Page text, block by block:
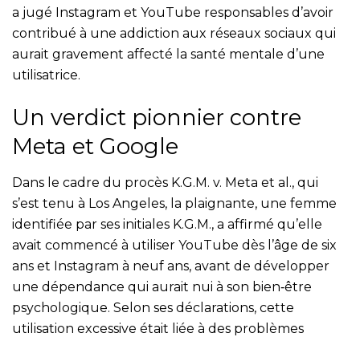
a jugé Instagram et YouTube responsables d’avoir
contribué à une addiction aux réseaux sociaux qui
aurait gravement affecté la santé mentale d’une
utilisatrice.
Un verdict pionnier contre
Meta et Google
Dans le cadre du procès K.G.M. v. Meta et al., qui
s’est tenu à Los Angeles, la plaignante, une femme
identifiée par ses initiales K.G.M., a affirmé qu’elle
avait commencé à utiliser YouTube dès l’âge de six
ans et Instagram à neuf ans, avant de développer
une dépendance qui aurait nui à son bien‑être
psychologique. Selon ses déclarations, cette
utilisation excessive était liée à des problèmes